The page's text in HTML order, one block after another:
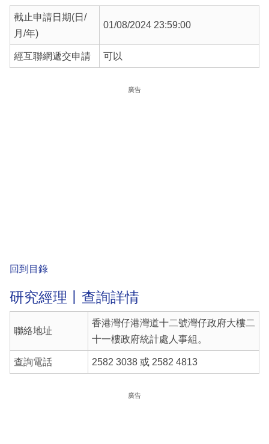
截止申請日期(日/
月/年)
01/08/2024 23:59:00
經互聯網遞交申請 可以
廣告
回到目錄
研究經理丨查詢詳情
聯絡地址
香港灣仔港灣道十二號灣仔政府大樓二
十一樓政府統計處人事組。
查詢電話 2582 3038 或 2582 4813
廣告